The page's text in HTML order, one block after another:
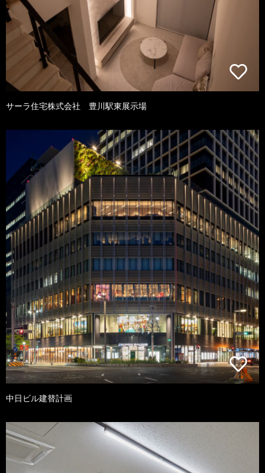
サーラ住宅株式会社 豊川駅東展示場
中日ビル建替計画